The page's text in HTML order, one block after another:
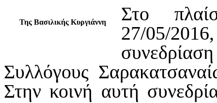
Της Βασιλικής Κυργιάννη
Στο
27/05/
Συλλόγους
Στην κοινή αυτή